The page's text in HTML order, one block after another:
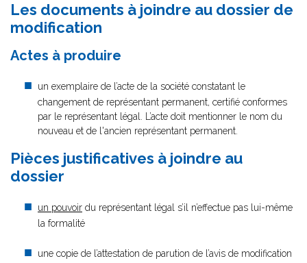
Les documents à joindre au dossier de
modification
Actes à produire
un exemplaire de l’acte de la société constatant le
changement de représentant permanent, certifié conformes
par le représentant légal. L’acte doit mentionner le nom du
nouveau et de l'ancien représentant permanent.
Pièces justificatives à joindre au
dossier
un pouvoir du représentant légal s’il n’effectue pas lui-même
la formalité
une copie de l’attestation de parution de l’avis de modification